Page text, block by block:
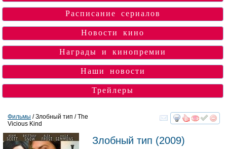
Расписание сериалов
Новости кино
Награды и кинопремии
Наши новости
Трейлеры
смотреть
Фильмы / Злобный тип / The
Vicious Kind
Злобный тип (2009)